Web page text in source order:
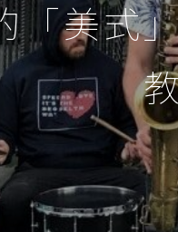
「美式